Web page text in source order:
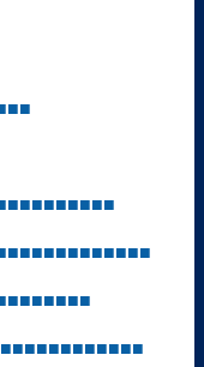
■■
■■■■■■■■■
■■■■■■■■■■■■
■■■■■■■
■■■■■■■■■■■■